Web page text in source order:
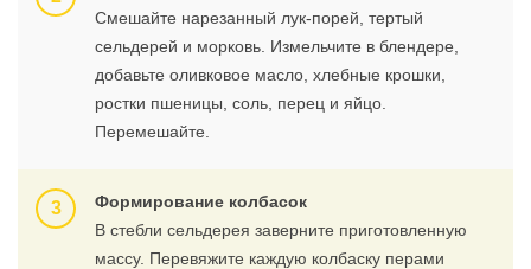
Смешайте нарезанный лук-порей, тертый
сельдерей и морковь. Измельчите в блендере,
добавьте оливковое масло, хлебные крошки,
ростки пшеницы, соль, перец и яйцо.
Перемешайте.
Формирование колбасок
В стебли сельдерея заверните приготовленную
массу. Перевяжите каждую колбаску перами